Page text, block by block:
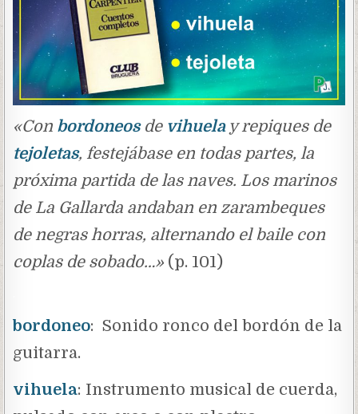
«Con bordoneosde vihuelay repiques de
tejoletas, festejábase en todas partes, la
próxima partida de las naves. Los marinos
de La Gallarda andaban en zarambeques
de negras horras, alternando el baile con
coplas de sobado…» (p. 101)
bordoneo: Sonido ronco del bordón de la
guitarra.
vihuela: Instrumento musical de cuerda,